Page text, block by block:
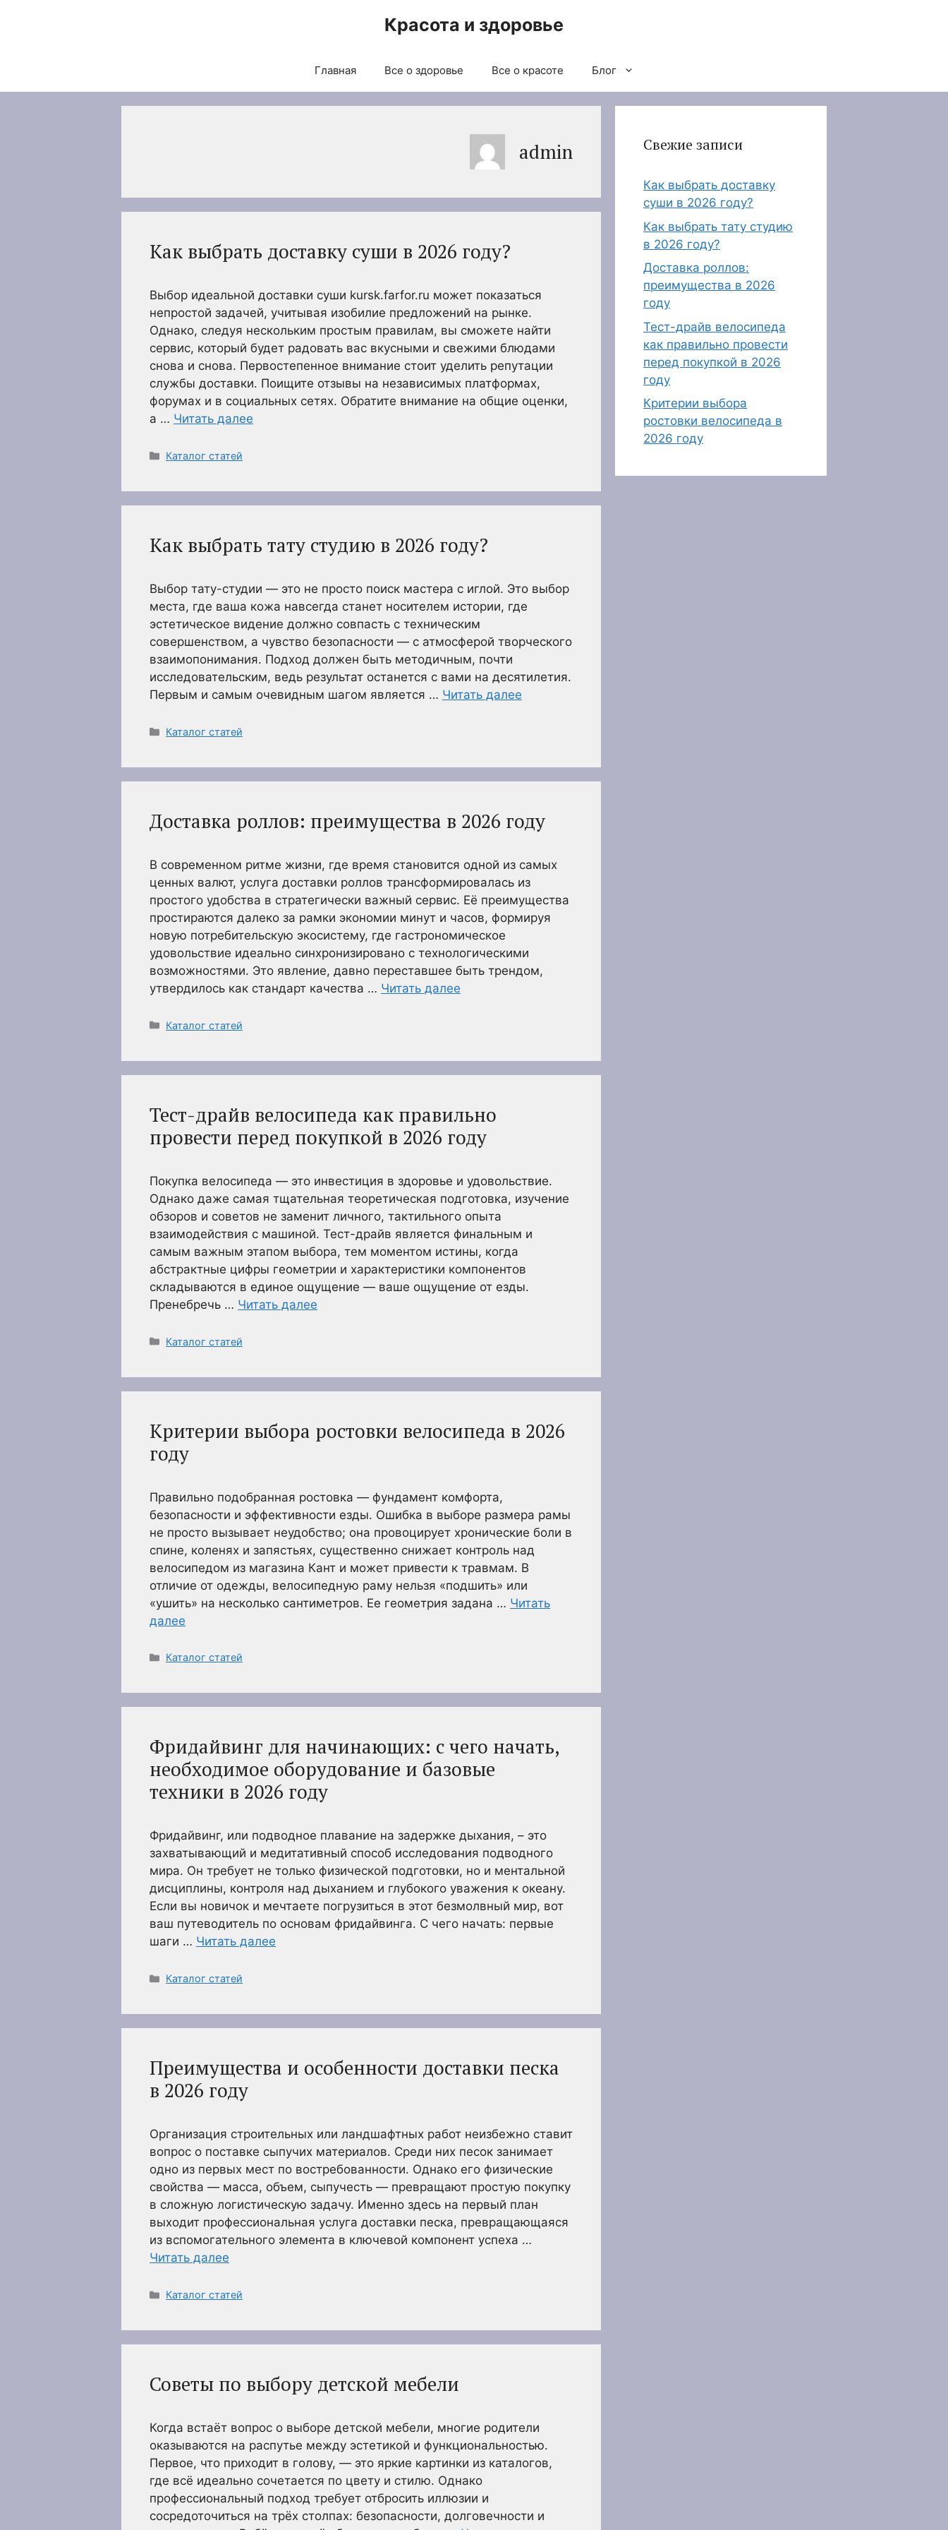
Красота и здоровье
Главная Все о здоровье Все о красоте Блог
admin
Как выбрать доставку суши в 2026 году?
Выбор идеальной доставки суши kursk.farfor.ru может показаться
непростой задачей, учитывая изобилие предложений на рынке.
Однако, следуя нескольким простым правилам, вы сможете найти
сервис, который будет радовать вас вкусными и свежими блюдами
снова и снова. Первостепенное внимание стоит уделить репутации
службы доставки. Поищите отзывы на независимых платформах,
форумах и в социальных сетях. Обратите внимание на общие оценки,
а … Читать далее
Рубрики
Каталог статей
Как выбрать тату студию в 2026 году?
Выбор тату-студии — это не просто поиск мастера с иглой. Это выбор
места, где ваша кожа навсегда станет носителем истории, где
эстетическое видение должно совпасть с техническим
совершенством, а чувство безопасности — с атмосферой творческого
взаимопонимания. Подход должен быть методичным, почти
исследовательским, ведь результат останется с вами на десятилетия.
Первым и самым очевидным шагом является … Читать далее
Рубрики
Каталог статей
Доставка роллов: преимущества в 2026 году
В современном ритме жизни, где время становится одной из самых
ценных валют, услуга доставки роллов трансформировалась из
простого удобства в стратегически важный сервис. Её преимущества
простираются далеко за рамки экономии минут и часов, формируя
новую потребительскую экосистему, где гастрономическое
удовольствие идеально синхронизировано с технологическими
возможностями. Это явление, давно переставшее быть трендом,
утвердилось как стандарт качества … Читать далее
Рубрики
Каталог статей
Тест-драйв велосипеда как правильно
провести перед покупкой в 2026 году
Покупка велосипеда — это инвестиция в здоровье и удовольствие.
Однако даже самая тщательная теоретическая подготовка, изучение
обзоров и советов не заменит личного, тактильного опыта
взаимодействия с машиной. Тест-драйв является финальным и
самым важным этапом выбора, тем моментом истины, когда
абстрактные цифры геометрии и характеристики компонентов
складываются в единое ощущение — ваше ощущение от езды.
Пренебречь … Читать далее
Рубрики
Каталог статей
Критерии выбора ростовки велосипеда в 2026
году
Правильно подобранная ростовка — фундамент комфорта,
безопасности и эффективности езды. Ошибка в выборе размера рамы
не просто вызывает неудобство; она провоцирует хронические боли в
спине, коленях и запястьях, существенно снижает контроль над
велосипедом из магазина Кант и может привести к травмам. В
отличие от одежды, велосипедную раму нельзя «подшить» или
«ушить» на несколько сантиметров. Ее геометрия задана … Читать
далее
Рубрики
Каталог статей
Фридайвинг для начинающих: с чего начать,
необходимое оборудование и базовые
техники в 2026 году
Фридайвинг, или подводное плавание на задержке дыхания, – это
захватывающий и медитативный способ исследования подводного
мира. Он требует не только физической подготовки, но и ментальной
дисциплины, контроля над дыханием и глубокого уважения к океану.
Если вы новичок и мечтаете погрузиться в этот безмолвный мир, вот
ваш путеводитель по основам фридайвинга. С чего начать: первые
шаги … Читать далее
Рубрики
Каталог статей
Преимущества и особенности доставки песка
в 2026 году
Организация строительных или ландшафтных работ неизбежно ставит
вопрос о поставке сыпучих материалов. Среди них песок занимает
одно из первых мест по востребованности. Однако его физические
свойства — масса, объем, сыпучесть — превращают простую покупку
в сложную логистическую задачу. Именно здесь на первый план
выходит профессиональная услуга доставки песка, превращающаяся
из вспомогательного элемента в ключевой компонент успеха …
Читать далее
Рубрики
Каталог статей
Советы по выбору детской мебели
Когда встаёт вопрос о выборе детской мебели, многие родители
оказываются на распутье между эстетикой и функциональностью.
Первое, что приходит в голову, — это яркие картинки из каталогов,
где всё идеально сочетается по цвету и стилю. Однако
профессиональный подход требует отбросить иллюзии и
сосредоточиться на трёх столпах: безопасности, долговечности и
Свежие записи
Как выбрать доставку
суши в 2026 году?
Как выбрать тату студию
в 2026 году?
Доставка роллов:
преимущества в 2026
году
Тест-драйв велосипеда
как правильно провести
перед покупкой в 2026
году
Критерии выбора
ростовки велосипеда в
2026 году